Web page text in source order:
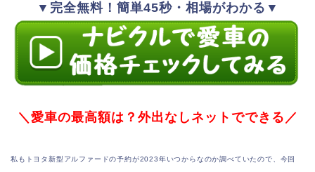
▼完全無料！簡単45秒・相場がわかる▼
＼愛車の最高額は？外出なしネットでできる／
私もトヨタ新型アルファードの予約が2023年いつからなのか調べていたので、今回